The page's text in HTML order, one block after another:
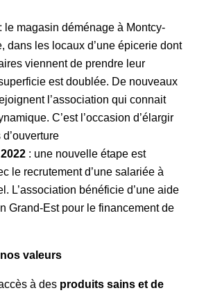
: le magasin déménage à Montcy-
dans les locaux d’une épicerie dont
viennent de prendre leur
est doublée. De nouveaux
l’association qui connait
C’est l’occasion d’élargir
: une nouvelle étape est
le recrutement d’une salariée à
L’association bénéficie d’une aide
Grand-Est pour le financement de
valeurs
à des produits sains et de